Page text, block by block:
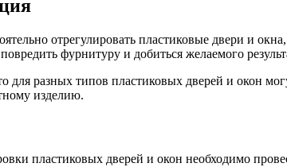
отрегулировать пластиковые двери и
фурнитуру и добиться желаемого
для разных типов пластиковых дверей и окон
изделию.
пластиковых дверей и окон необходимо